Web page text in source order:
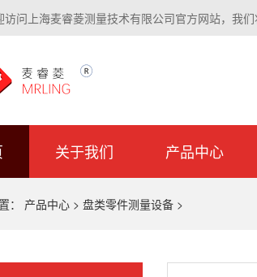
问上海麦睿菱测量技术有限公司官方网站，我们
关于我们 产品中心
： 产品中心 > 盘类零件测量设备 >